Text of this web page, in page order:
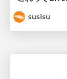
susisu